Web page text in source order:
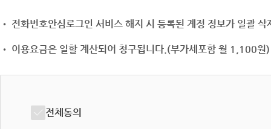
• 전화번호안심로그인 서비스 해지 시 등록된 계정 정보가 일괄
• 이용요금은 일할 계산되어 청구됩니다.(부가세포함 월 1,100원)
전체동의